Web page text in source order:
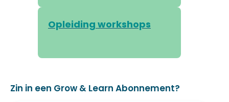
Opleiding workshops
Zin in een Grow & Learn Abonnement?